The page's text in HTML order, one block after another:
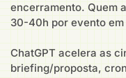
encerramento. Quem
30-40h por evento
ChatGPT acelera as
briefing/proposta,